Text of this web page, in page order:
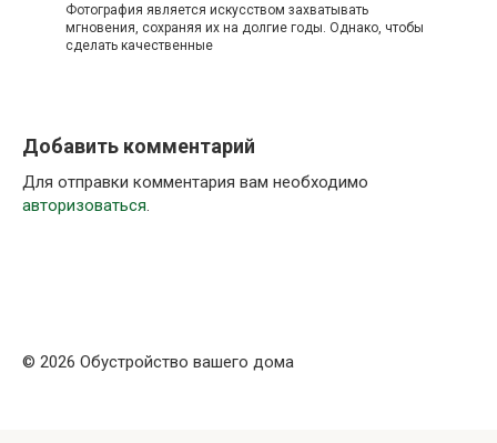
Фотография является искусством захватывать
мгновения, сохраняя их на долгие годы. Однако, чтобы
сделать качественные
Добавить комментарий
Для отправки комментария вам необходимо
авторизоваться.
© 2026 Обустройство вашего дома